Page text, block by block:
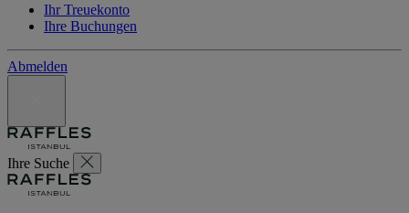
Ihr Treuekonto
Ihre Buchungen
Abmelden
Ihre Suche